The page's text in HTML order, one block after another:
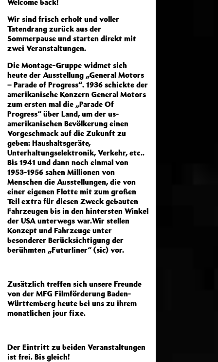
Wir sind frisch erholt und voller
Tatendrang zurück aus der
Sommerpause und starten direkt mit
zwei Veranstaltungen.
Die Montage-Gruppe widmet sich
heute der Ausstellung „General Motors
– Parade of Progress“. 1936 schickte der
amerikanische Konzern General Motors
zum ersten mal die „Parade Of
Progress“ über Land, um der us-
amerikanischen Bevölkerung einen
Vorgeschmack auf die Zukunft zu
geben: Haushaltsgeräte,
Unterhaltungselektronik, Verkehr, etc..
Bis 1941 und dann noch einmal von
1953-1956 sahen Millionen von
Menschen die Ausstellungen, die von
einer eigenen Flotte mit zum großen
Teil extra für diesen Zweck gebauten
Fahrzeugen bis in den hintersten Winkel
der USA unterwegs war.Wir stellen
Konzept und Fahrzeuge unter
besonderer Berücksichtigung der
berühmten „Futurliner“ (sic) vor.
Zusätzlich treffen sich unsere Freunde
von der MFG Filmförderung Baden-
Württemberg heute bei uns zu ihrem
monatlichen jour fixe.
Der Eintritt zu beiden Veranstaltungen
ist frei. Bis gleich!